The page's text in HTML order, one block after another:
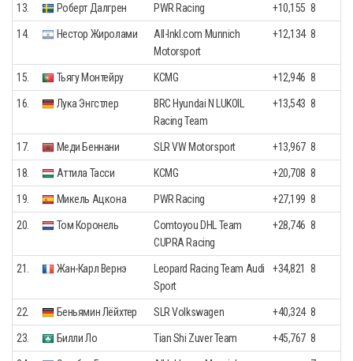
13. Роберт Далгрен PWR Racing +10,155 8
14. Нестор Жиролами
All-Inkl.com Munnich
Motorsport
+12,134 8
15. Тьягу Монтейру KCMG +12,946 8
16. Лука Энгстлер
BRC Hyundai N LUKOIL
Racing Team
+13,543 8
17. Меди Беннани SLR VW Motorsport +13,967 8
18. Аттила Тасси KCMG +20,708 8
19. Микель Ацкона PWR Racing +27,199 8
20. Том Коронель
Comtoyou DHL Team
CUPRA Racing
+28,746 8
21. Жан-Карл Вернэ
Leopard Racing Team Audi
Sport
+34,821 8
22. Беньямин Лёйхтер SLR Volkswagen +40,324 8
23. Билли Ло Tian Shi Zuver Team +45,767 8